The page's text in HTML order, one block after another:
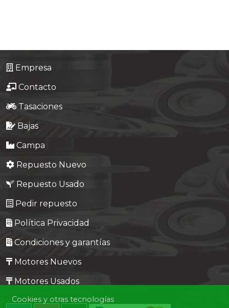
Empresa
Contacto
Tasaciones
Bajas
Campa
Repuesto Nuevo
Repuesto Usado
Pedir repuesto
Política Privacidad
Condiciones y garantías
Motores Nuevos
Motores Usados
Cookies y otras tecnologías